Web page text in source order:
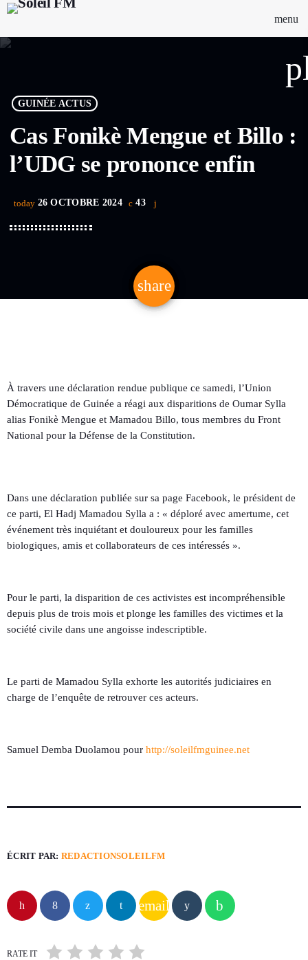
menu
GUINÉE ACTUS
Cas Fonikè Mengue et Billo :
l’UDG se prononce enfin
today 26 OCTOBRE 2024 43
share
email
À travers une déclaration rendue publique ce samedi, l’Union
Démocratique de Guinée a réagi aux disparitions de Oumar Sylla
alias Fonikè Mengue et Mamadou Billo, tous membres du Front
National pour la Défense de la Constitution.
Dans une déclaration publiée sur sa page Facebook, le président de
ce parti, El Hadj Mamadou Sylla a : « déploré avec amertume, cet
événement très inquiétant et douloureux pour les familles
biologiques, amis et collaborateurs de ces intéressés ».
Pour le parti, la disparition de ces activistes est incompréhensible
depuis plus de trois mois et plonge les familles des victimes et la
société civile dans une angoisse indescriptible.
Le parti de Mamadou Sylla exhorte les autorités judiciaires en
charge de l’enquête de retrouver ces acteurs.
Samuel Demba Duolamou pour http://soleilfmguinee.net
ÉCRIT PAR: REDACTIONSOLEILFM
email
RATE IT